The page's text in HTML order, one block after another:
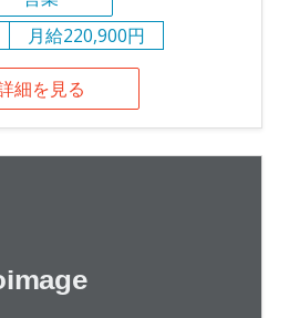
月給220,900円
細を見る